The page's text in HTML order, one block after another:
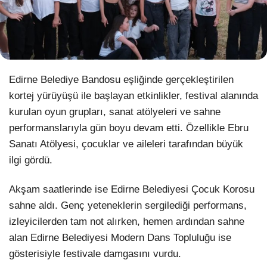
Instagram
Youtube
Pinterest
Dribbble
Edirne Belediye Bandosu eşliğinde gerçekleştirilen
kortej yürüyüşü ile başlayan etkinlikler, festival alanında
kurulan oyun grupları, sanat atölyeleri ve sahne
performanslarıyla gün boyu devam etti. Özellikle Ebru
Sanatı Atölyesi, çocuklar ve aileleri tarafından büyük
ilgi gördü.
Akşam saatlerinde ise Edirne Belediyesi Çocuk Korosu
sahne aldı. Genç yeteneklerin sergilediği performans,
izleyicilerden tam not alırken, hemen ardından sahne
alan Edirne Belediyesi Modern Dans Topluluğu ise
gösterisiyle festivale damgasını vurdu.